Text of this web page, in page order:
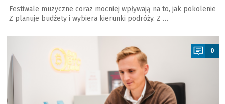
Festiwale muzyczne coraz mocniej wpływają na to, jak pokolenie
Z planuje budżety i wybiera kierunki podróży. Z …
a
0